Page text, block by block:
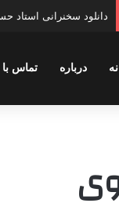
دانلود سخنرانی استاد
درباره تماس با